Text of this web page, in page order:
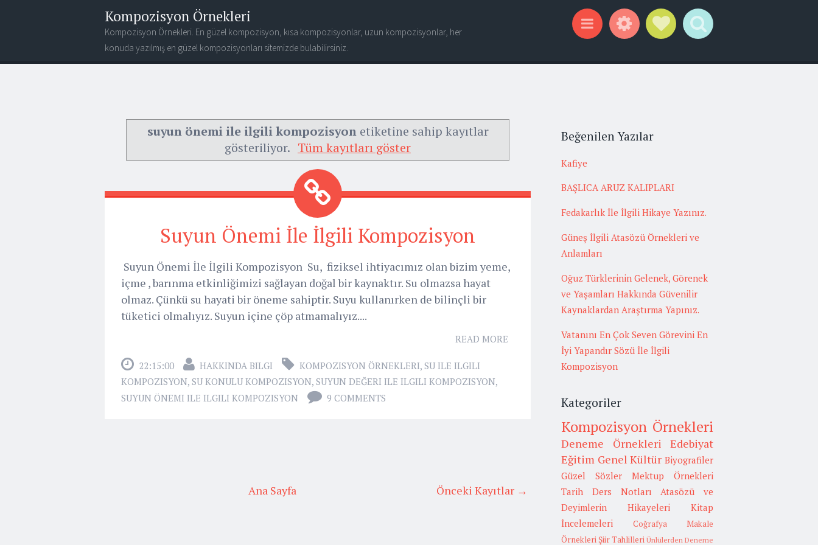
Kompozisyon Örnekleri
Kompozisyon Örnekleri. En güzel kompozisyon, kısa kompozisyonlar, uzun kompozisyonlar, her
konuda yazılmış en güzel kompozisyonları sitemizde bulabilirsiniz.
suyun önemi ile ilgili kompozisyonetiketine sahip kayıtlar
gösteriliyor. Tüm kayıtları göster
Suyun Önemi İle İlgili Kompozisyon
Suyun Önemi İle İlgili Kompozisyon Su, fiziksel ihtiyacımız olan bizim yeme,
içme , barınma etkinliğimizi sağlayan doğal bir kaynaktır. Su olmazsa hayat
olmaz. Çünkü su hayati bir öneme sahiptir. Suyu kullanırken de bilinçli bir
tüketici olmalıyız. Suyun içine çöp atmamalıyız....
READ MORE
22:15:00 HAKKINDA BILGI KOMPOZISYON ÖRNEKLERI, SU ILE ILGILI
KOMPOZISYON, SU KONULU KOMPOZISYON, SUYUN DEĞERI ILE ILGILI KOMPOZISYON,
SUYUN ÖNEMI ILE ILGILI KOMPOZISYON
9 COMMENTS
Önceki Kayıtlar →
Ana Sayfa
Beğenilen Yazılar
Kafiye
BAŞLICA ARUZ KALIPLARI
Fedakarlık İle İlgili Hikaye Yazınız.
Güneş İlgili Atasözü Örnekleri ve
Anlamları
Oğuz Türklerinin Gelenek, Görenek
ve Yaşamları Hakkında Güvenilir
Kaynaklardan Araştırma Yapınız.
Vatanını En Çok Seven Görevini En
İyi Yapandır Sözü İle İlgili
Kompozisyon
Kategoriler
Kompozisyon Örnekleri
Deneme Örnekleri
Edebiyat
Eğitim Genel Kültür Biyografiler
Güzel Sözler
Mektup Örnekleri
Tarih
Ders Notları
Atasözü ve
Deyimlerin Hikayeleri
Kitap
İncelemeleri
Coğrafya
Makale
Örnekleri Şiir Tahlilleri Ünlülerden Deneme